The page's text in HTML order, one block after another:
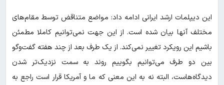
این دیپلمات ارشد ایرانی ادامه داد: مواضع متناقض توسط مقام‌های
مختلف آنها بیان شده است. از این جهت نمی‌توانیم کاملا مطمئن
باشیم این رویکرد تغییر نمی‌کند. از یک طرف بعد از چند هفته گفت‌وگو
بین دو طرف می‌توانیم بگوییم روند به سمت نزدیک‌تر شدن
دیدگاه‌هاست، البته نه به این معنی که ما و آمریکا قرار است راجع به